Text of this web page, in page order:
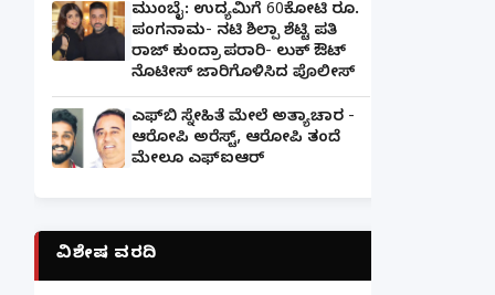
ಮುಂಬೈ: ಉದ್ಯಮಿಗೆ 60ಕೋಟಿ ರೂ.
ಪಂಗನಾಮ- ನಟಿ ಶಿಲ್ಪಾ ಶೆಟ್ಟಿ ಪತಿ
ರಾಜ್ ಕುಂದ್ರಾ ಪರಾರಿ- ಲುಕ್ ಔಟ್
ನೊಟೀಸ್ ಜಾರಿಗೊಳಿಸಿದ ಪೊಲೀಸ್
ಎಫ್‌ಬಿ ಸ್ನೇಹಿತೆ ಮೇಲೆ ಅತ್ಯಾಚಾರ -
ಆರೋಪಿ ಅರೆಸ್ಟ್, ಆರೋಪಿ ತಂದೆ
ಮೇಲೂ ಎಫ್ಐಆರ್
ವಿಶೇಷ ವರದಿ